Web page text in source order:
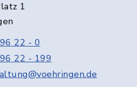
1
22 - 0
22 - 199